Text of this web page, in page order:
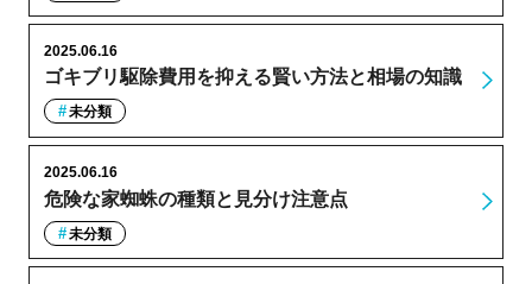
ゴキブリ駆除費用を抑える賢い方法と相場の知識
2025.06.16
未分類
危険な家蜘蛛の種類と見分け注意点
2025.06.16
未分類